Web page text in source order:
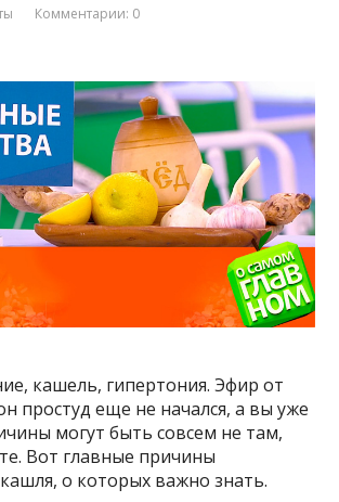
Комментарии: 0
кашель, гипертония. Эфир от
простуд еще не начался, а вы уже
могут быть совсем не там,
Вот главные причины
о которых важно знать.